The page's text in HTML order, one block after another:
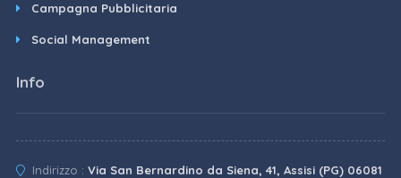
Campagna Pubblicitaria
Social Management
Info
Indirizzo : Via San Bernardino da Siena, 41, Assisi (PG) 06081